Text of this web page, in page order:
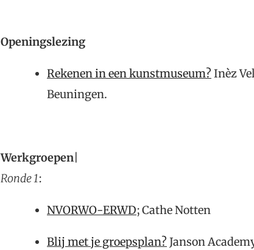
Openingslezing
Rekenen in een kunstmuseum? Inèz
Beuningen.
Werkgroepen
Ronde 1:
NVORWO-ERWD; Cathe Notten
Blij met je groepsplan? Janson